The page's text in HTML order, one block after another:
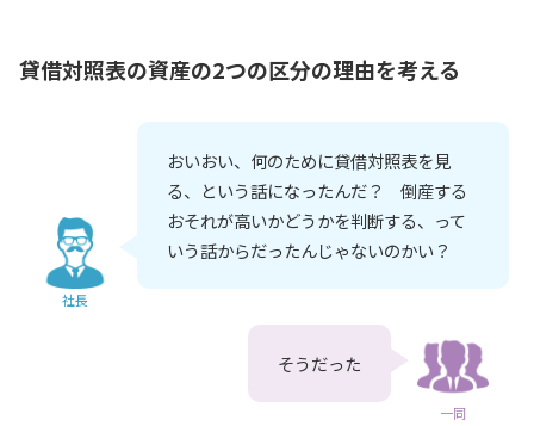
貸借対照表の資産の2つの区分の理由を考える
社長
おいおい、何のために貸借対照表を見
る、という話になったんだ？ 倒産する
おそれが高いかどうかを判断する、って
いう話からだったんじゃないのかい？
そうだった
一同